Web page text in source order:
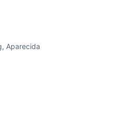
Aparecida